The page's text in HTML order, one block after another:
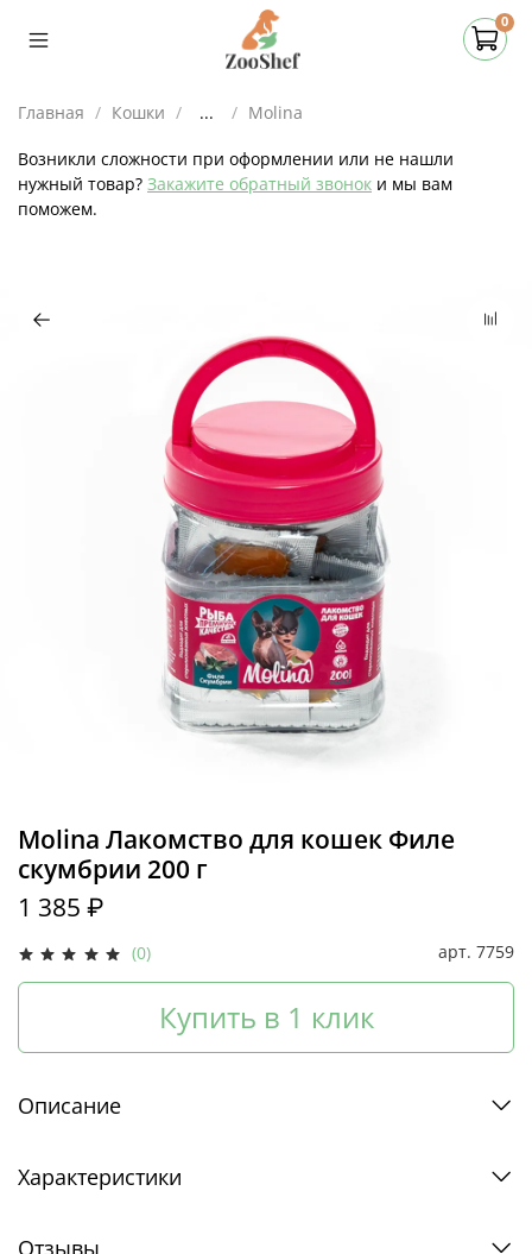
0
Главная Кошки ... Molina
Возникли сложности при оформлении или не нашли
нужный товар? Закажите обратный звонок и мы вам
поможем.
(0) арт. 7759
Molina Лакомство для кошек Филе
скумбрии 200 г
1 385 ₽
Купить в 1 клик
Описание
Характеристики